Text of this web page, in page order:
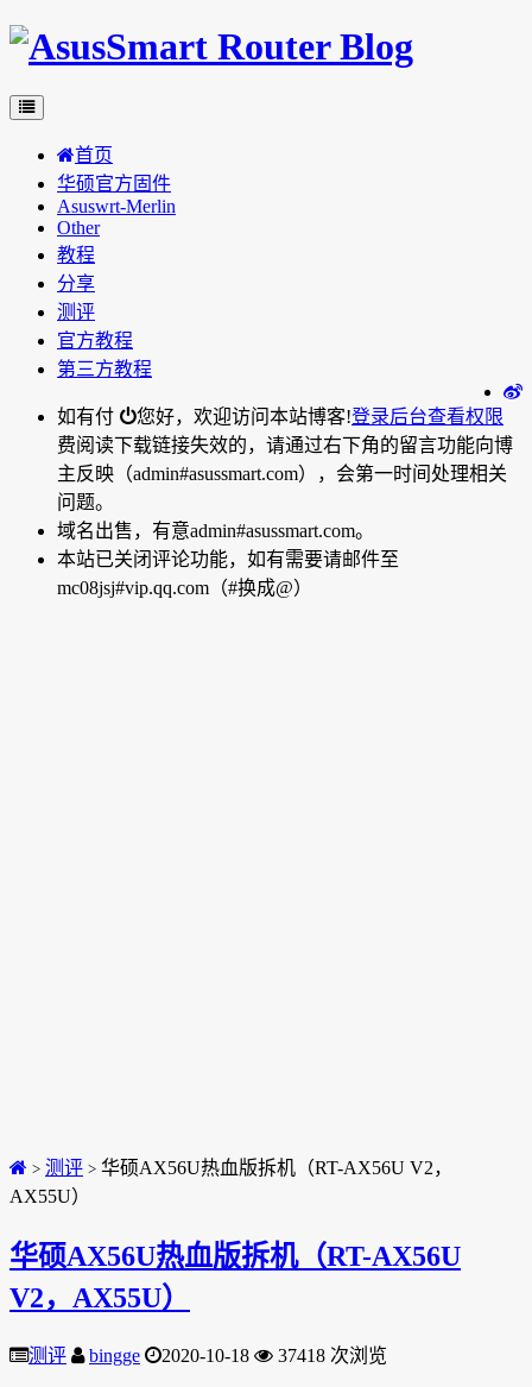
首页
华硕官方固件
Asuswrt-Merlin
Other
教程
分享
测评
官方教程
第三方教程
您好，欢迎访问本站博客!登录后台查看权限
如有付
费阅读下载链接失效的，请通过右下角的留言功能向博
主反映（admin#asussmart.com），会第一时间处理相关
问题。
域名出售，有意admin#asussmart.com。
本站已关闭评论功能，如有需要请邮件至
mc08jsj#vip.qq.com（#换成@）
> 测评 > 华硕AX56U热血版拆机（RT-AX56U V2，
AX55U）
华硕AX56U热血版拆机（RT-AX56U
V2，AX55U）
测评 bingge 2020-10-18 37418 次浏览